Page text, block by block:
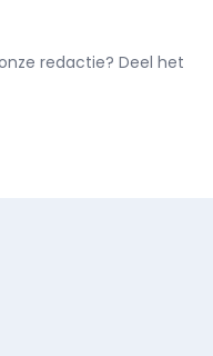
redactie? Deel het